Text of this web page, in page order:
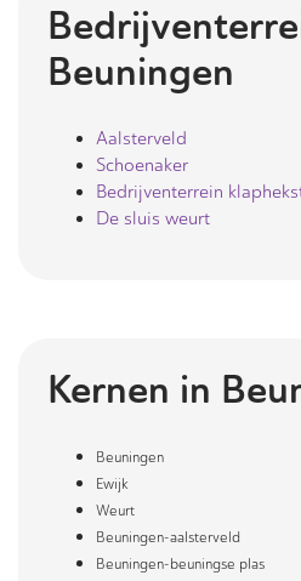
Beuningen
Aalsterveld
Schoenaker
Bedrijventerrein
De sluis weurt
Kernen in
Beuningen
Ewijk
Weurt
Beuningen-aalsterveld
Beuningen-beuningse plas